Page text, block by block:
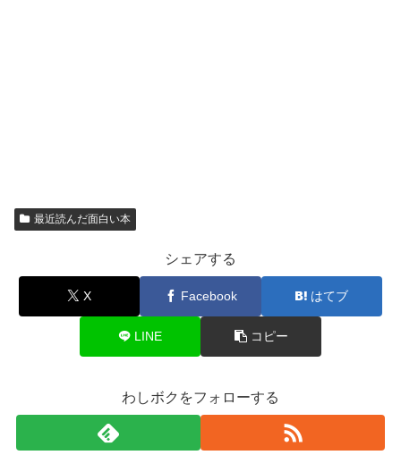
最近読んだ面白い本
シェアする
X Facebook はてブ
LINE コピー
わしボクをフォローする